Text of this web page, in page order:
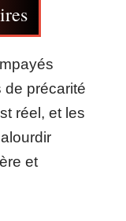
de précarité
réel, et les
et